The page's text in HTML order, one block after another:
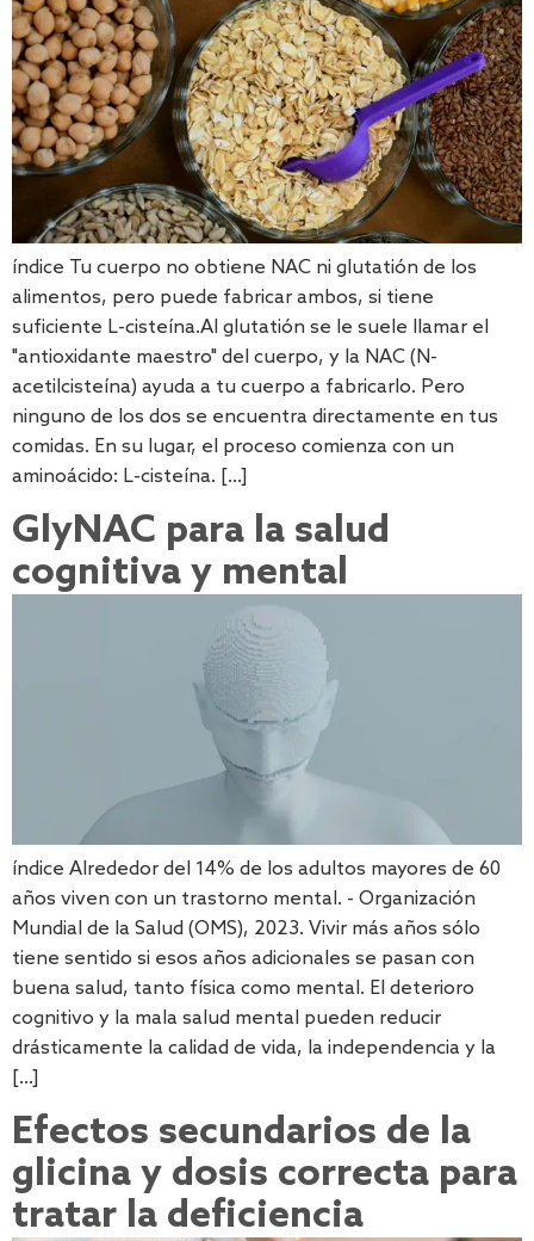
índice Tu cuerpo no obtiene NAC ni glutatión de los
alimentos, pero puede fabricar ambos, si tiene
suficiente L-cisteína.Al glutatión se le suele llamar el
"antioxidante maestro" del cuerpo, y la NAC (N-
acetilcisteína) ayuda a tu cuerpo a fabricarlo. Pero
ninguno de los dos se encuentra directamente en tus
comidas. En su lugar, el proceso comienza con un
aminoácido: L-cisteína. [...]
GlyNAC para la salud
cognitiva y mental
índice Alrededor del 14% de los adultos mayores de 60
años viven con un trastorno mental. - Organización
Mundial de la Salud (OMS), 2023. Vivir más años sólo
tiene sentido si esos años adicionales se pasan con
buena salud, tanto física como mental. El deterioro
cognitivo y la mala salud mental pueden reducir
drásticamente la calidad de vida, la independencia y la
[...]
Efectos secundarios de la
glicina y dosis correcta para
tratar la deficiencia